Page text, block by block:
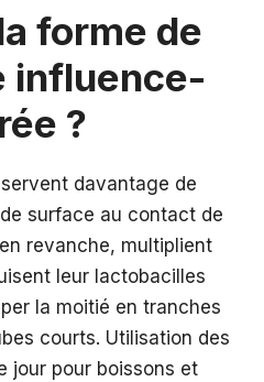
forme de
influence-
?
davantage de
surface au contact de
revanche, multiplient
leur lactobacilles
la moitié en tranches
courts. Utilisation des
jour pour boissons et